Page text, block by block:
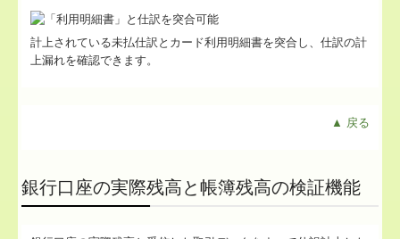
計上されている未払仕訳とカード利用明細書を突合し、仕訳の計
上漏れを確認できます。
▲ 戻る
銀行口座の実際残高と帳簿残高の検証機能